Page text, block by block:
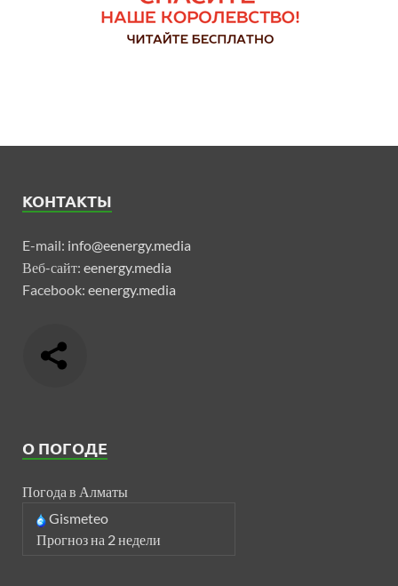
КОНТАКТЫ
E-mail: info@eenergy.media
Веб-сайт: eenergy.media
Facebook: eenergy.media
О ПОГОДЕ
Погода в Алматы
Gismeteo
Прогноз на 2 недели